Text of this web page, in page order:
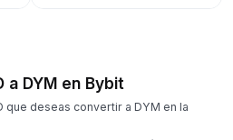
DYM en Bybit
que deseas convertir a DYM en la